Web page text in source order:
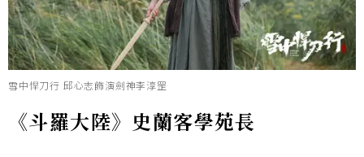
雪中悍刀行 邱心志飾演劍神李淳罡
《斗羅大陸》史蘭客學苑長